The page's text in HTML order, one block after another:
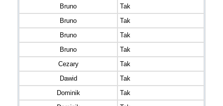
Bruno
Tak
Bruno
Tak
Bruno
Tak
Bruno
Tak
Cezary
Tak
Dawid
Tak
Dominik
Tak